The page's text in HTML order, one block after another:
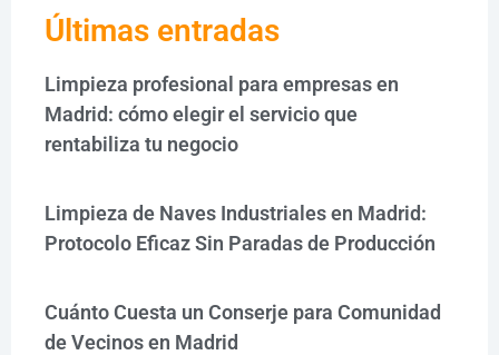
Últimas entradas
Limpieza profesional para empresas en
Madrid: cómo elegir el servicio que
rentabiliza tu negocio
Limpieza de Naves Industriales en Madrid:
Protocolo Eficaz Sin Paradas de Producción
Cuánto Cuesta un Conserje para Comunidad
de Vecinos en Madrid